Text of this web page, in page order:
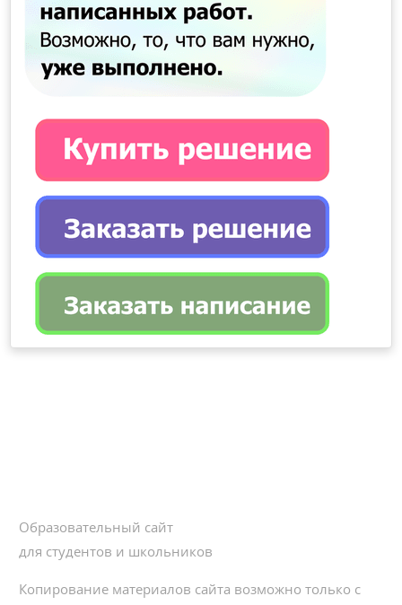
Образовательный сайт
для студентов и школьников
Копирование материалов сайта возможно только с